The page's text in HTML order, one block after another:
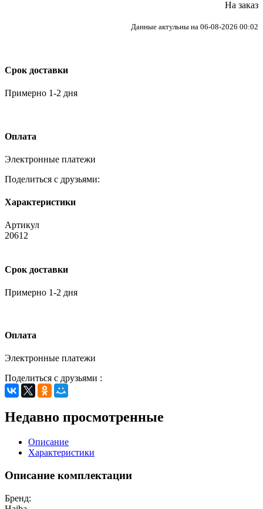
На заказ
Данные актульны на 06-08-2026 00:02
Срок доставки
Примерно 1-2 дня
Оплата
Электронные платежи
Поделиться с друзьями:
Характеристики
Артикул
20612
Срок доставки
Примерно 1-2 дня
Оплата
Электронные платежи
Поделиться с друзьями :
Недавно просмотренные
Описание
Характеристики
Описание комплектации
Бренд: